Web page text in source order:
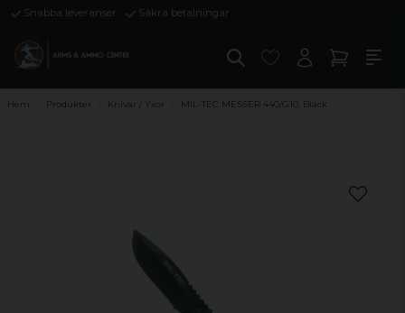
Snabba leveranser Säkra betalningar
Hem Produkter Knivar / Yxor MIL-TEC MESSER 440/G10, Black